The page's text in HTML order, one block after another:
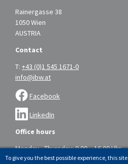
Rainergasse 38
1050 Wien
AUSTRIA
Contact
T: +43 (0)1 545 1671-0
info@ibw.at
Facebook
LinkedIn
Office hours
Monday - Thursday: 9.00 – 16.00 Uhr
Friday: 9.00 – 14.00 Uhr
To give you the best possible experience, this